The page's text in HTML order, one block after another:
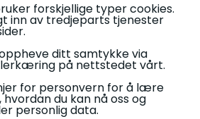
forskjellige typer cookies.
inn av tredjeparts tjenester
ditt samtykke via
på nettstedet vårt.
for personvern for å lære
du kan nå oss og
personlig data.